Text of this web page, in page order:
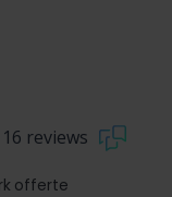
reviews
offerte